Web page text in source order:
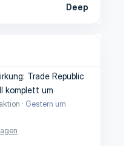
Deep
Trade Republic
komplett um
Gestern um